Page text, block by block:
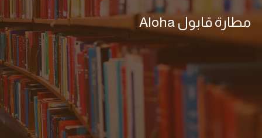
مطارة قابول Aloha